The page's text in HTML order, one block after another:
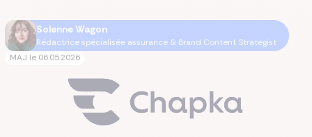
Solenne Wagon
Rédactrice spécialisée assurance & Brand Content Strategist
MAJ le 06.05.2026